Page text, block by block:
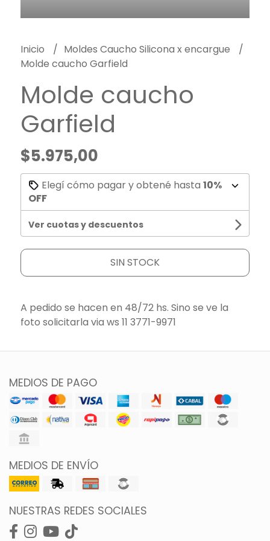
Inicio
Moldes Caucho Silicona x encargue
Molde caucho Garfield
Molde caucho
Garfield
$5.975,00
Elegí cómo pagar y obtené hasta 10%
OFF
Ver cuotas y descuentos
SIN STOCK
A pedido se hacen en 48/72 hs. Sino se ve la
foto solicitarla via ws 11 3771-9971
MEDIOS DE PAGO
MEDIOS DE ENVÍO
NUESTRAS REDES SOCIALES